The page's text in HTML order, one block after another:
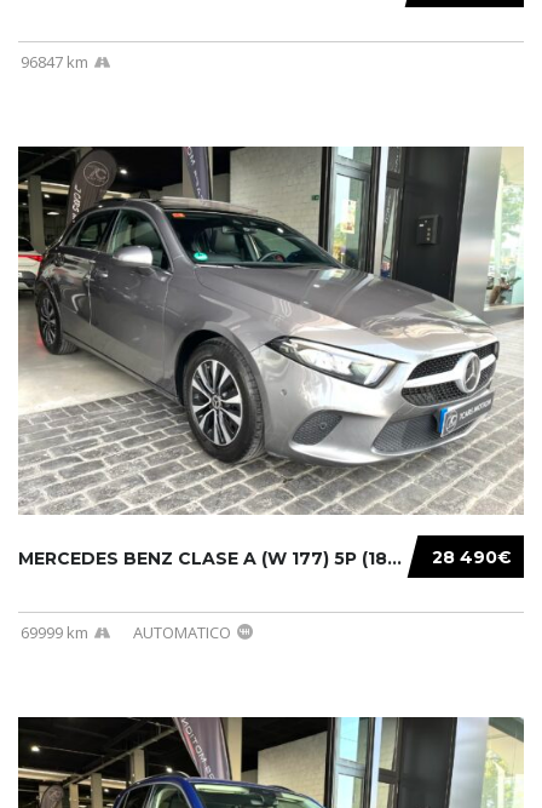
96847 km
28 490€
MERCEDES BENZ CLASE A (W 177) 5P (18-) 2020....
69999 km AUTOMATICO